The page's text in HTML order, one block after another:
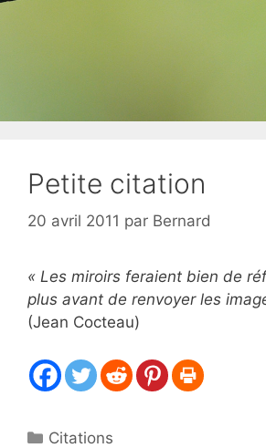
Petite citation
20 avril 2011 par Bernard
« Les miroirs feraient bien de
plus avant de renvoyer les
(Jean Cocteau)
Catégories
Citations